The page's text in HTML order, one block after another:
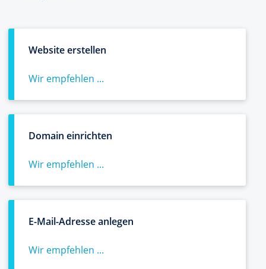
Website erstellen
Wir empfehlen ...
Domain einrichten
Wir empfehlen ...
E-Mail-Adresse anlegen
Wir empfehlen ...